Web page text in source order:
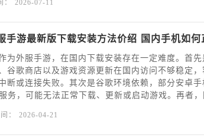
2026-07-11
为外服手游，在国内下载安装存在一定难度。首先
谷歌商店以及游戏资源更新在国内访问不够稳定，
断或连接失败。其次是谷歌环境依赖，部分安卓手
务，可能无法正常下载、更新或启动游戏。再者，
况。如果选择APK手动安装，还需要开启未知来
： 2026-04-21